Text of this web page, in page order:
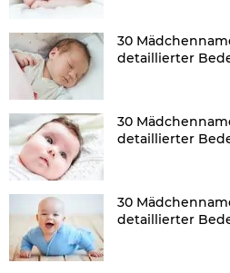
30
detaillierter
30
detaillierter
30
detaillierter